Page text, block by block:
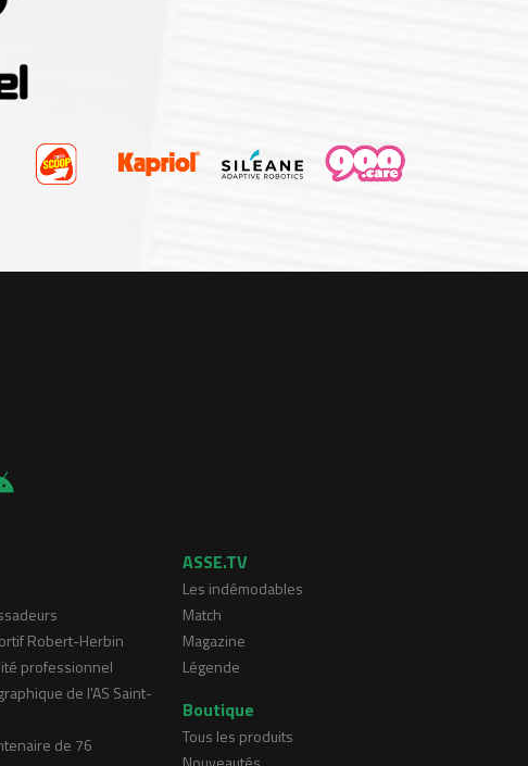
Robert-Herbin
professionnel
de l'AS Saint-
de 76
ASSE.TV
Les indémodables
Match
Magazine
Légende
Boutique
Tous les produits